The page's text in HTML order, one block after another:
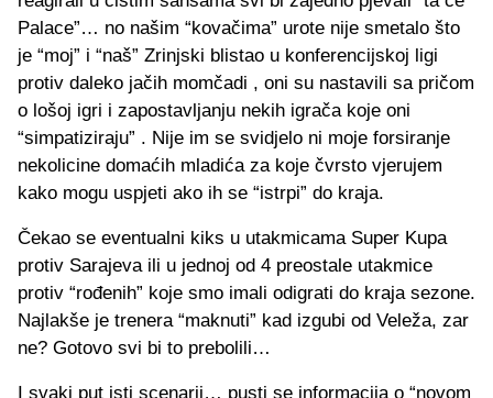
Palace”… no našim “kovačima” urote nije smetalo što
je “moj” i “naš” Zrinjski blistao u konferencijskoj ligi
protiv daleko jačih momčadi , oni su nastavili sa pričom
o lošoj igri i zapostavljanju nekih igrača koje oni
“simpatiziraju” . Nije im se svidjelo ni moje forsiranje
nekolicine domaćih mladića za koje čvrsto vjerujem
kako mogu uspjeti ako ih se “istrpi” do kraja.
Čekao se eventualni kiks u utakmicama Super Kupa
protiv Sarajeva ili u jednoj od 4 preostale utakmice
protiv “rođenih” koje smo imali odigrati do kraja sezone.
Najlakše je trenera “maknuti” kad izgubi od Veleža, zar
ne? Gotovo svi bi to prebolili…
I svaki put isti scenarij… pusti se informacija o “novom